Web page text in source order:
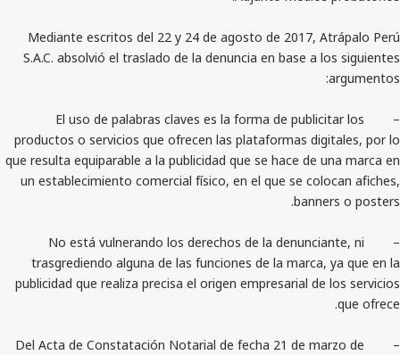
Mediante escritos del 22 y 24 de agosto de 2017,
S.A.C. absolvió el traslado de la denuncia en base
– El uso de palabras claves es la forma de
productos o servicios que ofrecen las plataformas
que resulta equiparable a la publicidad que se hace de
un establecimiento comercial físico, en el que se
– No está vulnerando los derechos de la
trasgrediendo alguna de las funciones de la
publicidad que realiza precisa el origen empresarial
– Del Acta de Constatación Notarial de fecha 21 de